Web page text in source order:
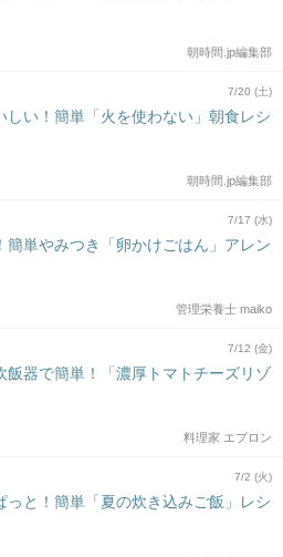
朝時間.jp編集部
7/20 (土)
しい！簡単「火を使わない」朝食レシ
朝時間.jp編集部
7/17 (水)
簡単やみつき「卵かけごはん」アレン
管理栄養士 maiko
7/12 (金)
飯器で簡単！「濃厚トマトチーズリゾ
料理家 エプロン
7/2 (火)
っと！簡単「夏の炊き込みご飯」レシ